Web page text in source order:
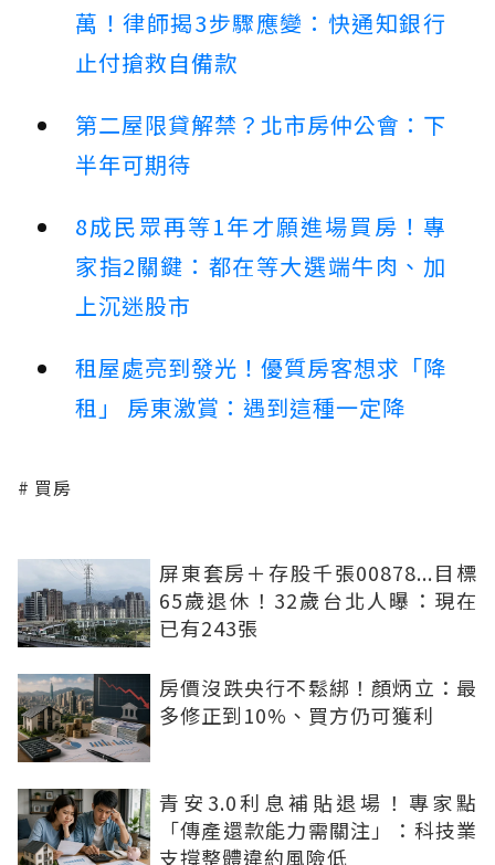
萬！律師揭3步驟應變：快通知銀行
止付搶救自備款
第二屋限貸解禁？北市房仲公會：下
半年可期待
8成民眾再等1年才願進場買房！專
家指2關鍵：都在等大選端牛肉、加
上沉迷股市
租屋處亮到發光！優質房客想求「降
租」 房東激賞：遇到這種一定降
買房
屏東套房＋存股千張00878...目標
65歲退休！32歲台北人曝：現在
已有243張
房價沒跌央行不鬆綁！顏炳立：最
多修正到10%、買方仍可獲利
青安3.0利息補貼退場！專家點
「傳產還款能力需關注」：科技業
支撐整體違約風險低